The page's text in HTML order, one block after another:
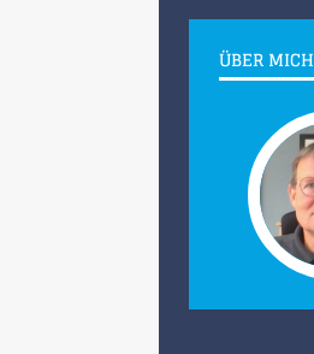
ÜBER MICH